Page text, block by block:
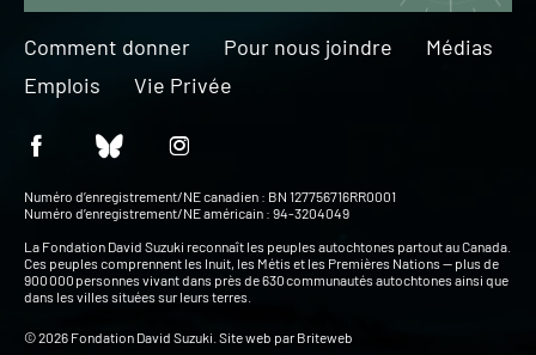
Comment donner Pour nous joindre
Médias
Emplois
Vie Privée
Numéro d’enregistrement/NE canadien : BN 127756716RR0001
Numéro d’enregistrement/NE américain : 94-3204049
La Fondation David Suzuki reconnaît les peuples autochtones partout au Canada.
Ces peuples comprennent les Inuit, les Métis et les Premières Nations — plus de
900 000 personnes vivant dans près de 630 communautés autochtones ainsi que
dans les villes situées sur leurs terres.
© 2026 Fondation David Suzuki. Site web par Briteweb